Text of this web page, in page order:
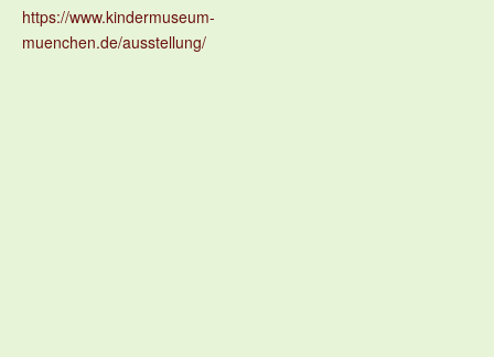
https://www.kindermuseum-
muenchen.de/ausstellung/